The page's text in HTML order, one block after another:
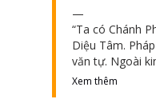
Ngày đăng : 19-10-
Trích trong
13/10/2019, câu